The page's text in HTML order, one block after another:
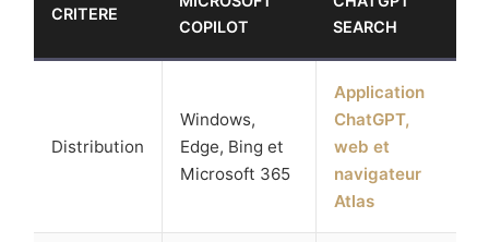
CRITERE
COPILOT
SEARCH
Distribution
Windows,
Edge, Bing et
Microsoft 365
Application
ChatGPT,
web et
navigateur
Atlas